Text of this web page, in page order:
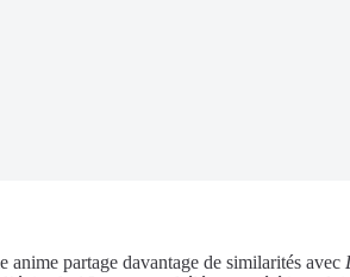
partage davantage de similarités avec